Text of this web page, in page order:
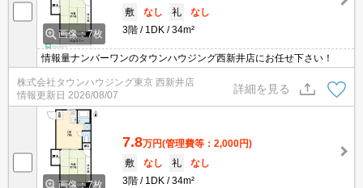
画像：7枚
敷
なし 礼
なし
3階
1DK 34m²
情報量ナンバーワンのタウンハウジング西新井店にお任せ下さい！
株式会社タウンハウジング東京 西新井店
情報更新日 2026/08/07
詳細を見る
画像：7枚
7.8万円(管理費等：2,000円)
敷
なし 礼
なし
3階
1DK 34m²